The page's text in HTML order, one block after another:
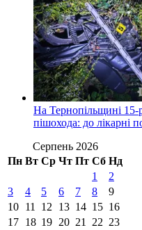
На Тернопільщині 15-
пішохода: до лікарні
Серпень 2026
Пн Вт Ср Чт Пт Сб Нд
1
2
3
4 5 6 7 8
9
10 11 12 13 14 15 16
17 18 19 20 21 22 23